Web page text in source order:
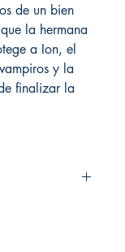
de un bien
la hermana
a Ion, el
y la
finalizar la